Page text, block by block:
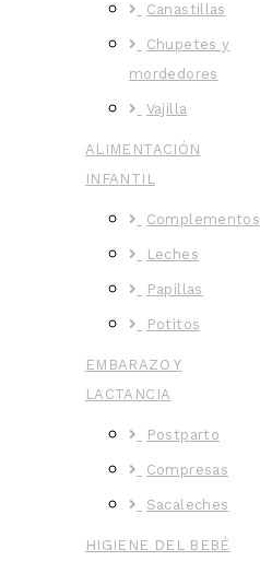
Canastillas
Chupetes y
mordedores
Vajilla
ALIMENTACIÓN
INFANTIL
Complementos
Leches
Papillas
Potitos
EMBARAZO Y
LACTANCIA
Postparto
Compresas
Sacaleches
HIGIENE DEL BEBÉ